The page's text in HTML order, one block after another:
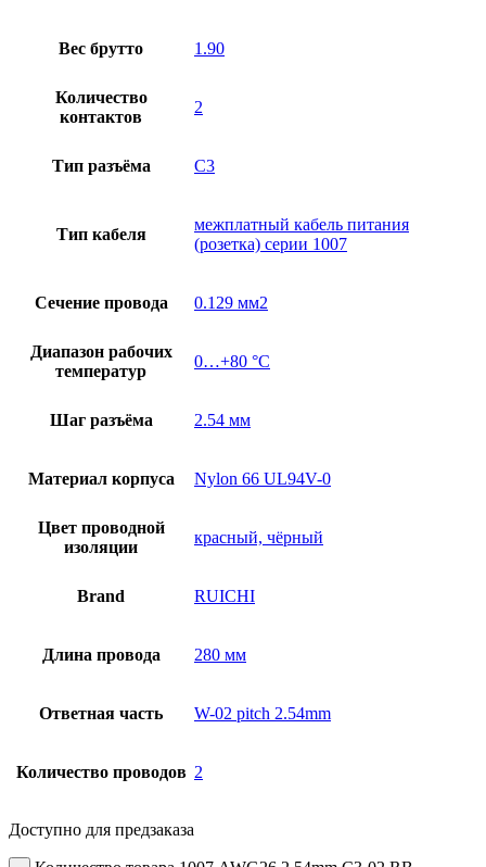
Вес брутто 1.90
Количество
контактов
2
Тип разъёма C3
Тип кабеля
межплатный кабель питания
(розетка) серии 1007
Сечение провода 0.129 мм2
Диапазон рабочих
температур
0…+80 °С
Шаг разъёма 2.54 мм
Материал корпуса Nylon 66 UL94V-0
Цвет проводной
изоляции
красный, чёрный
Brand RUICHI
Длина провода 280 мм
Ответная часть W-02 pitch 2.54mm
Количество проводов 2
Доступно для предзаказа